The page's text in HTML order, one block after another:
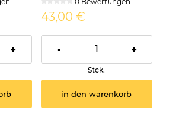
+
43,00 €
- +
Stck.
in den warenkorb